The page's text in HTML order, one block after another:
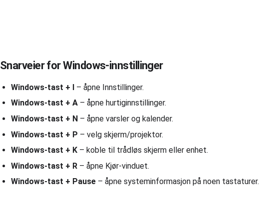
Snarveier for Windows-innstillinger
Windows-tast + I – åpne Innstillinger.
Windows-tast + A – åpne hurtiginnstillinger.
Windows-tast + N – åpne varsler og kalender.
Windows-tast + P – velg skjerm/projektor.
Windows-tast + K – koble til trådløs skjerm eller enhet.
Windows-tast + R – åpne Kjør-vinduet.
Windows-tast + Pause – åpne systeminformasjon på noen tastaturer.